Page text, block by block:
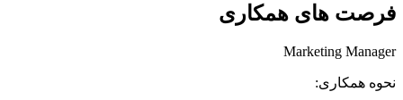
فرصت های همکاری
Marketing Manager
نحوه همکاری: